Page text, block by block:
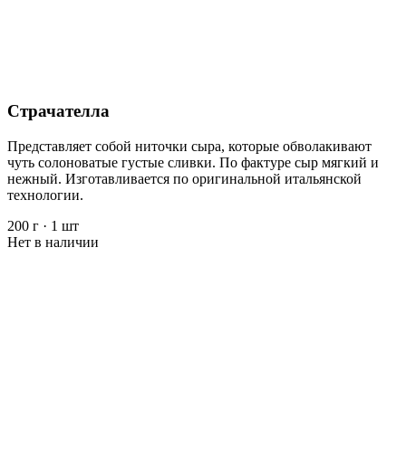
Страчателла
Представляет собой ниточки сыра, которые обволакивают
чуть солоноватые густые сливки. По фактуре сыр мягкий и
нежный. Изготавливается по оригинальной итальянской
технологии.
200 г · 1 шт
Нет в наличии